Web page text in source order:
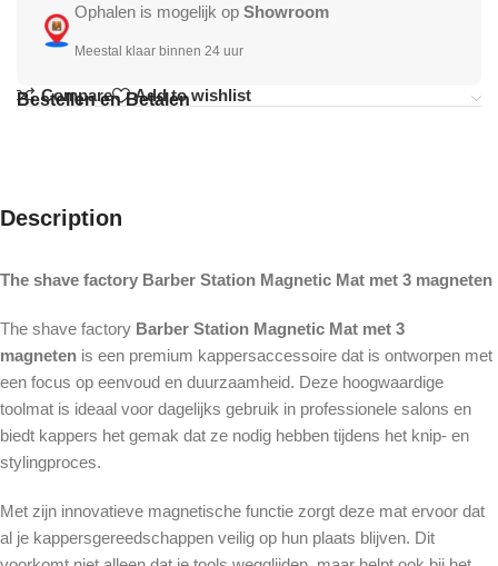
Ophalen is mogelijk op Showroom
Meestal klaar binnen 24 uur
Compare Add to wishlist
Bestellen en Betalen
Description
The shave factory Barber Station Magnetic Mat met 3 magneten
The shave factory Barber Station Magnetic Mat met 3
magneten is een premium kappersaccessoire dat is ontworpen met
een focus op eenvoud en duurzaamheid. Deze hoogwaardige
toolmat is ideaal voor dagelijks gebruik in professionele salons en
biedt kappers het gemak dat ze nodig hebben tijdens het knip- en
stylingproces.
Met zijn innovatieve magnetische functie zorgt deze mat ervoor dat
al je kappersgereedschappen veilig op hun plaats blijven. Dit